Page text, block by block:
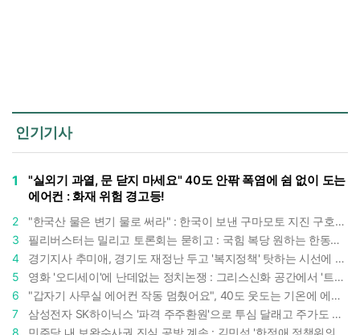
인기기사
1
"실외기 과열, 문 닫지 마세요" 40도 안팎 폭염에 쉼 없이 도는
에어컨 : 화재 위험 경고등!
2
"한국산 물은 변기 물로 써라" : 한국이 보낸 구마모토 지진 구호품에 한 일본인의 '어처구니 없는' 반응
3
필리버스터는 밀리고 토론회는 묻히고 : 국힘 복당 원하는 한동훈, '검사 정치'의 한계만 드러내나
4
경기지사 추미애, 경기도 재정난 두고 '복지정책' 탓하는 시선에 정면 반박 : "고령자와 아이 인구 급증"
5
영화 '오디세이'에 난데없는 정치논쟁 : 그리스신화 공간에서 '트럼프 전쟁의 참혹함'이 보인다
6
"갑자기 사무실 에어컨 작동 멈췄어요", 40도 웃도는 기온에 에어컨도 숨이 찬다
7
삼성전자 SK하이닉스 '파격 주주환원'으로 투심 달래고 주가도 받칠까, 100조 넘는 추가 배당 재원에 쏠리는 눈
8
민주당 내 보완수사권 진실 공방 계속 : 김민석 '한정애 정책위의장' 발언 근거로 내세우자 사무총장 지낸 조승래 반박